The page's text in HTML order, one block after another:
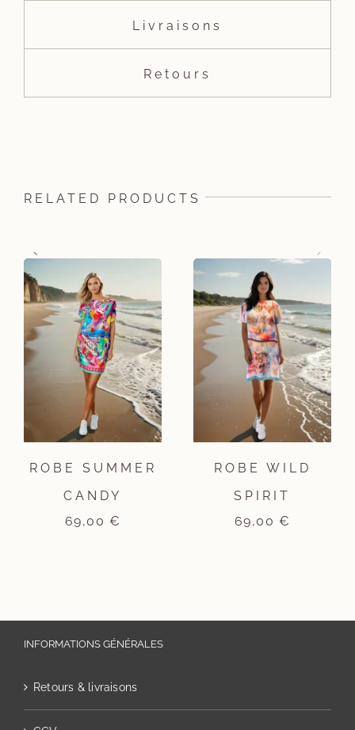
Livraisons
Retours
RELATED PRODUCTS
ROBE SUMMER
CANDY
69,00 €
ROBE WILD
SPIRIT
69,00 €
INFORMATIONS GÉNÉRALES
Retours & livraisons